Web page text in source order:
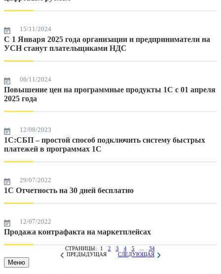
15/11/2024
С 1 Января 2025 года организации и предприниматели на
УСН станут плательщиками НДС
06/11/2024
Повышение цен на программные продукты 1С с 01 апреля
2025 года
12/08/2023
1С:СБП – простой способ подключить систему быстрых
платежей в программах 1С
29/07/2022
1С Отчетность на 30 дней бесплатно
12/07/2022
Продажа контрафакта на маркетплейсах
СТРАНИЦЫ: 1 2 3 4 5
34
ПРЕДЫДУЩАЯ
СЛЕДУЮЩАЯ
Меню